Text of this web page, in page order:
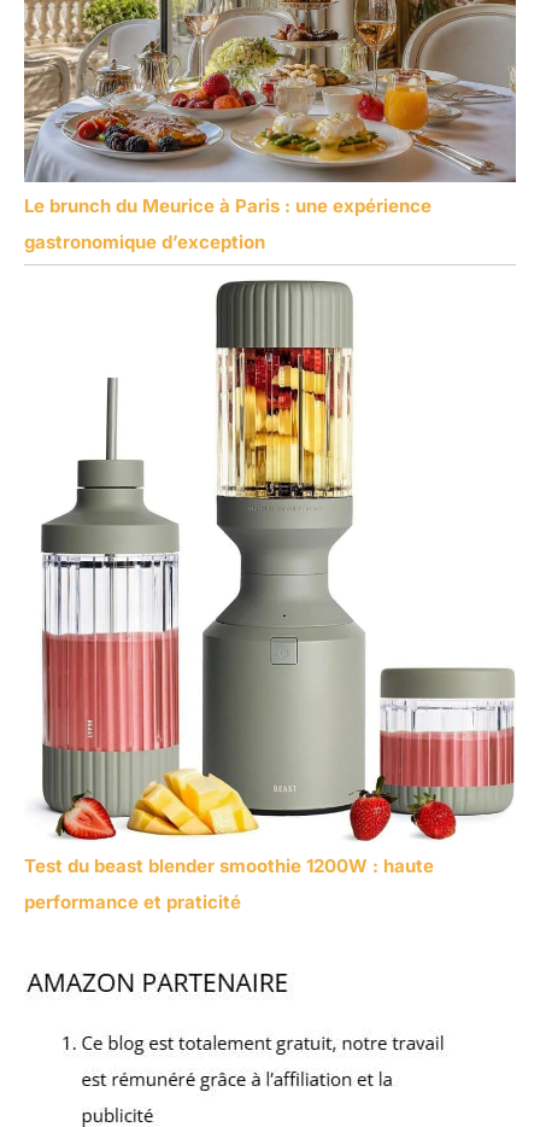
Le brunch du Meurice à Paris : une expérience
gastronomique d’exception
Test du beast blender smoothie 1200W : haute
performance et praticité